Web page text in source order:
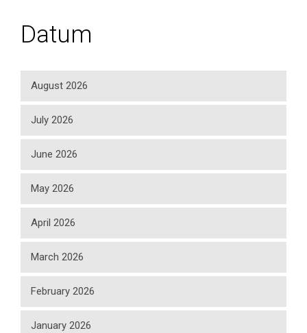
Datum
August 2026
July 2026
June 2026
May 2026
April 2026
March 2026
February 2026
January 2026